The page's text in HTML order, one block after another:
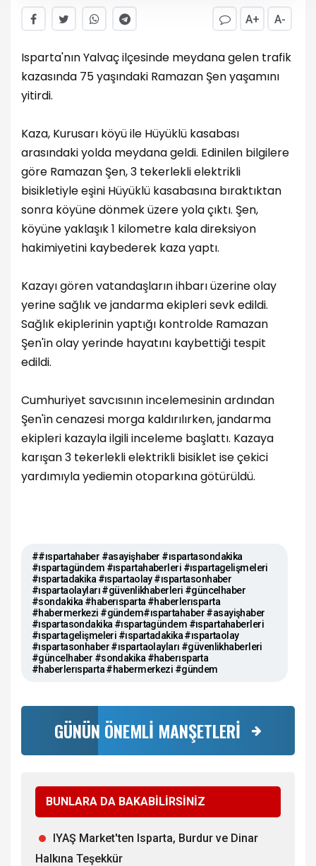
A+ A-
Isparta'nın Yalvaç ilçesinde meydana gelen trafik
kazasında 75 yaşındaki Ramazan Şen yaşamını
yitirdi.
Kaza, Kurusarı köyü ile Hüyüklü kasabası
arasındaki yolda meydana geldi. Edinilen bilgilere
göre Ramazan Şen, 3 tekerlekli elektrikli
bisikletiyle eşini Hüyüklü kasabasına bıraktıktan
sonra köyüne dönmek üzere yola çıktı. Şen,
köyüne yaklaşık 1 kilometre kala direksiyon
hakimiyetini kaybederek kaza yaptı.
Kazayı gören vatandaşların ihbarı üzerine olay
yerine sağlık ve jandarma ekipleri sevk edildi.
Sağlık ekiplerinin yaptığı kontrolde Ramazan
Şen'in olay yerinde hayatını kaybettiği tespit
edildi.
Cumhuriyet savcısının incelemesinin ardından
Şen'in cenazesi morga kaldırılırken, jandarma
ekipleri kazayla ilgili inceleme başlattı. Kazaya
karışan 3 tekerlekli elektrikli bisiklet ise çekici
yardımıyla yediemin otoparkına götürüldü.
##ıspartahaber #asayişhaber #ıspartasondakika
#ıspartagündem #ıspartahaberleri #ıspartagelişmeleri
#ıspartadakika #ıspartaolay #ıspartasonhaber
#ıspartaolayları #güvenlikhaberleri #güncelhaber
#sondakika #haberısparta #haberlerısparta
#habermerkezi #gündem#ıspartahaber #asayişhaber
#ıspartasondakika #ıspartagündem #ıspartahaberleri
#ıspartagelişmeleri #ıspartadakika #ıspartaolay
#ıspartasonhaber #ıspartaolayları #güvenlikhaberleri
#güncelhaber #sondakika #haberısparta
#haberlerısparta #habermerkezi #gündem
GÜNÜN ÖNEMLİ MANŞETLERİ
BUNLARA DA BAKABİLİRSİNİZ
IYAŞ Market'ten Isparta, Burdur ve Dinar
Halkına Teşekkür